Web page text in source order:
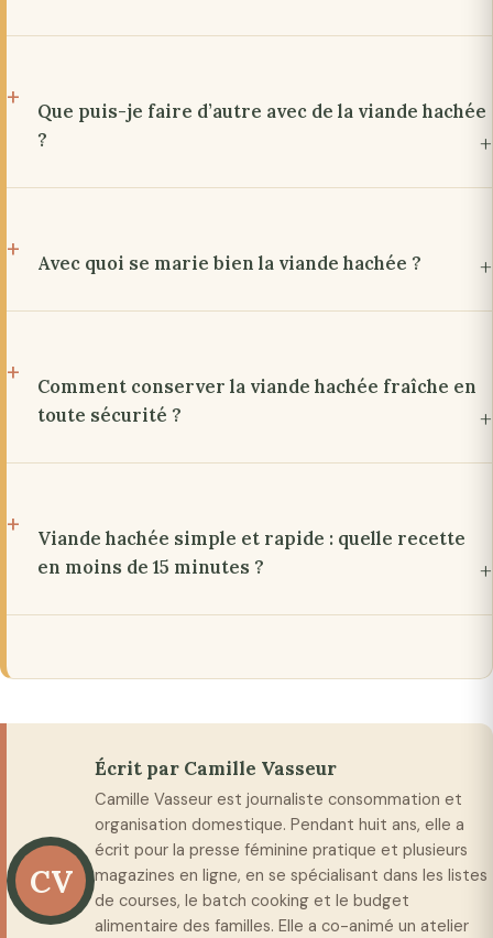
Que puis-je faire d’autre avec de la viande hachée
?
Avec quoi se marie bien la viande hachée ?
Comment conserver la viande hachée fraîche en
toute sécurité ?
Viande hachée simple et rapide : quelle recette
en moins de 15 minutes ?
CV
Écrit par Camille Vasseur
Camille Vasseur est journaliste consommation et
organisation domestique. Pendant huit ans, elle a
écrit pour la presse féminine pratique et plusieurs
magazines en ligne, en se spécialisant dans les listes
de courses, le batch cooking et le budget
alimentaire des familles. Elle a co-animé un atelier